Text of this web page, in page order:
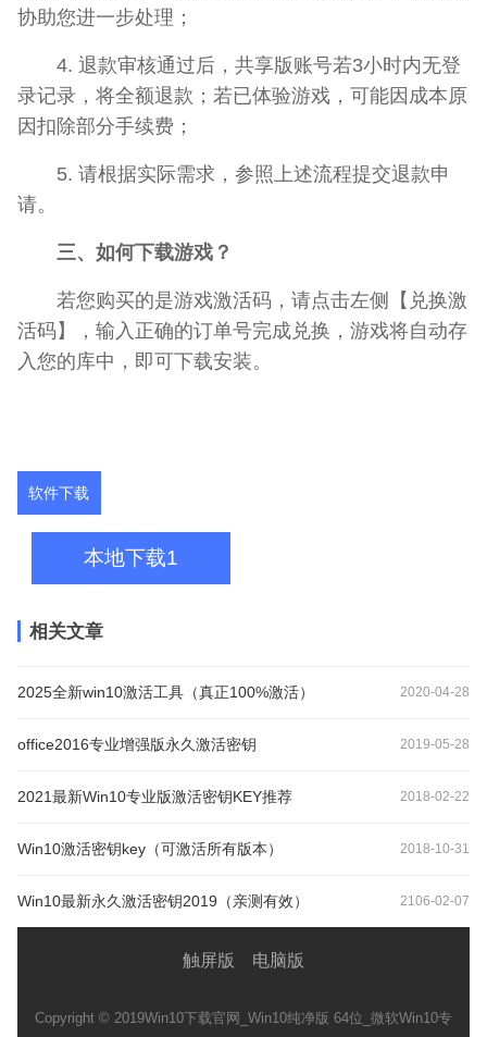
协助您进一步处理；
4. 退款审核通过后，共享版账号若3小时内无登
录记录，将全额退款；若已体验游戏，可能因成本原
因扣除部分手续费；
5. 请根据实际需求，参照上述流程提交退款申
请。
三、如何下载游戏？
若您购买的是游戏激活码，请点击左侧【兑换激
活码】，输入正确的订单号完成兑换，游戏将自动存
入您的库中，即可下载安装。
软件下载
本地下载1
相关文章
2025全新win10激活工具（真正100%激活） 2020-04-28
office2016专业增强版永久激活密钥 2019-05-28
2021最新Win10专业版激活密钥KEY推荐 2018-02-22
Win10激活密钥key（可激活所有版本） 2018-10-31
Win10最新永久激活密钥2019（亲测有效） 2106-02-07
触屏版 电脑版
Copyright © 2019Win10下载官网_Win10纯净版 64位_微软Win10专